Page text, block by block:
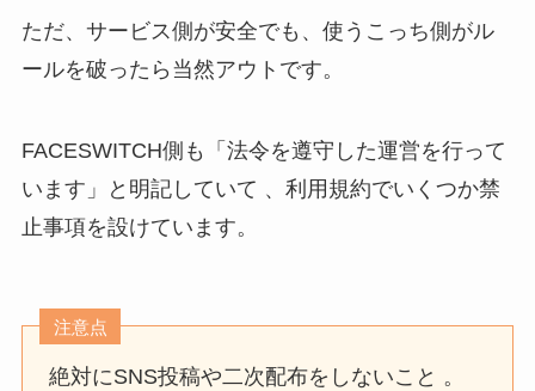
ただ、サービス側が安全でも、使うこっち側がル
ールを破ったら当然アウトです。
FACESWITCH側も「法令を遵守した運営を行って
います」と明記していて 、利用規約でいくつか禁
止事項を設けています。
注意点
絶対にSNS投稿や二次配布をしないこと 。